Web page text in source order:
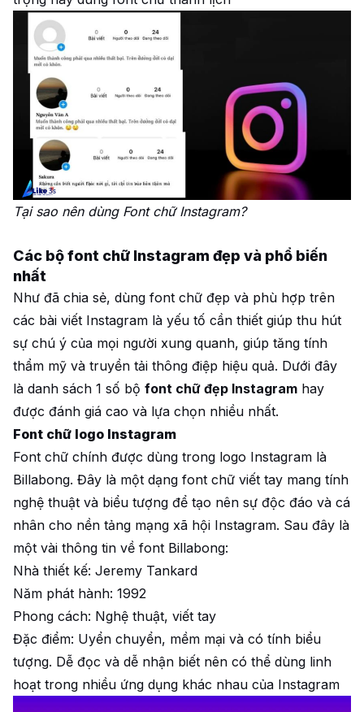
Tại sao nên dùng Font chữ Instagram?
Các bộ font chữ Instagram đẹp và phổ biến
nhất
Như đã chia sẻ, dùng font chữ đẹp và phù hợp trên
các bài viết Instagram là yếu tố cần thiết giúp thu hút
sự chú ý của mọi người xung quanh, giúp tăng tính
thẩm mỹ và truyền tải thông điệp hiệu quả. Dưới đây
là danh sách 1 số bộ font chữ đẹp Instagram hay
được đánh giá cao và lựa chọn nhiều nhất.
Font chữ logo Instagram
Font chữ chính được dùng trong logo Instagram là
Billabong. Đây là một dạng font chữ viết tay mang tính
nghệ thuật và biểu tượng để tạo nên sự độc đáo và cá
nhân cho nền tảng mạng xã hội Instagram. Sau đây là
một vài thông tin về font Billabong:
Nhà thiết kế: Jeremy Tankard
Năm phát hành: 1992
Phong cách: Nghệ thuật, viết tay
Đặc điểm: Uyển chuyển, mềm mại và có tính biểu
tượng. Dễ đọc và dễ nhận biết nên có thể dùng linh
hoạt trong nhiều ứng dụng khác nhau của Instagram